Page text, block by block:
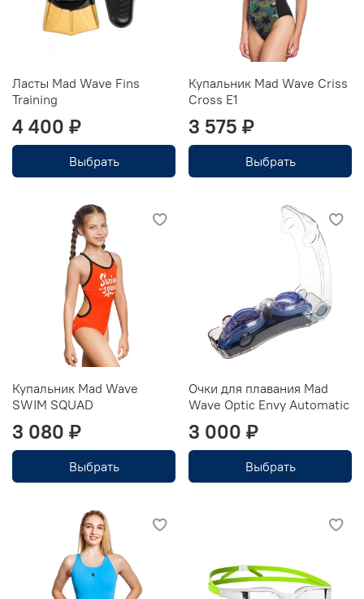
Ласты Mad Wave Fins
Training
4 400 ₽
Выбрать
Купальник Mad Wave Criss
Cross E1
3 575 ₽
Выбрать
Купальник Mad Wave
SWIM SQUAD
3 080 ₽
Выбрать
Очки для плавания Mad
Wave Optic Envy Automatic
3 000 ₽
Выбрать